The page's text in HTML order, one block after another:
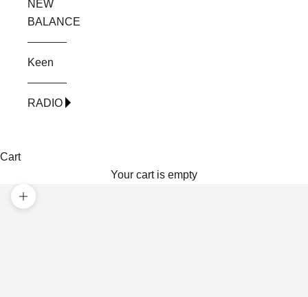
NEW
BALANCE
Keen
RADIO
Cart
Your cart is empty
Zoom picture